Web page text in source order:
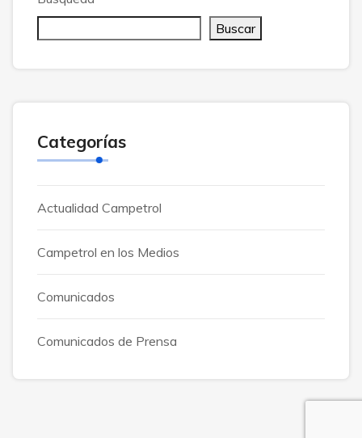
Buscar
Categorías
Actualidad Campetrol
Campetrol en los Medios
Comunicados
Comunicados de Prensa